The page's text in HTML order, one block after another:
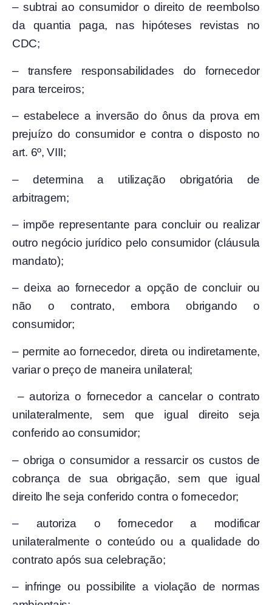
– subtrai ao consumidor o direito de reembolso
da quantia paga, nas hipóteses revistas no
CDC;
– transfere responsabilidades do fornecedor
para terceiros;
– estabelece a inversão do ônus da prova em
prejuízo do consumidor e contra o disposto no
art. 6º, VIII;
– determina a utilização obrigatória de
arbitragem;
– impõe representante para concluir ou realizar
outro negócio jurídico pelo consumidor (cláusula
mandato);
– deixa ao fornecedor a opção de concluir ou
não o contrato, embora obrigando o
consumidor;
– permite ao fornecedor, direta ou indiretamente,
variar o preço de maneira unilateral;
– autoriza o fornecedor a cancelar o contrato
unilateralmente, sem que igual direito seja
conferido ao consumidor;
– obriga o consumidor a ressarcir os custos de
cobrança de sua obrigação, sem que igual
direito lhe seja conferido contra o fornecedor;
– autoriza o fornecedor a modificar
unilateralmente o conteúdo ou a qualidade do
contrato após sua celebração;
– infringe ou possibilite a violação de normas